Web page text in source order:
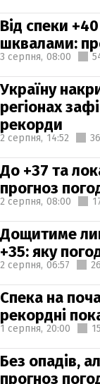
Від спеки
шквалами:
3 серпня, 08:00
Україну
регіонах
рекорди
2 серпня, 14:52
До +37 та
прогноз
2 серпня, 08:00
Дощитиме
+35: яку
2 серпня, 06:57
Спека на
рекордні
1 серпня, 20:00
Без опадів,
прогноз